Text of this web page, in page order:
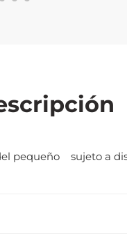
pequeño sujeto a